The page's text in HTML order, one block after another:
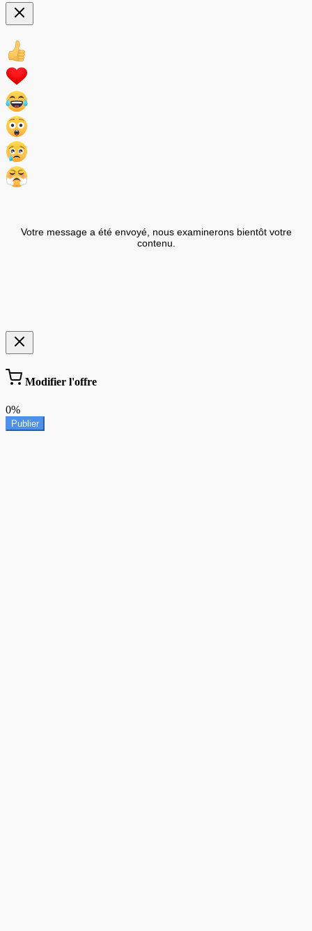
Votre message a été envoyé, nous examinerons bientôt votre
contenu.
Modifier l'offre
0%
Publier